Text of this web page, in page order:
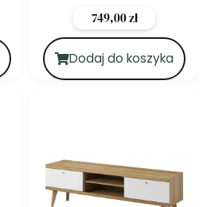
749,00zł
Dodaj do koszyka